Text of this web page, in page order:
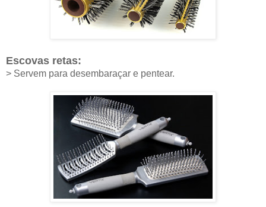
Escovas retas:
> Servem para desembaraçar e pentear.